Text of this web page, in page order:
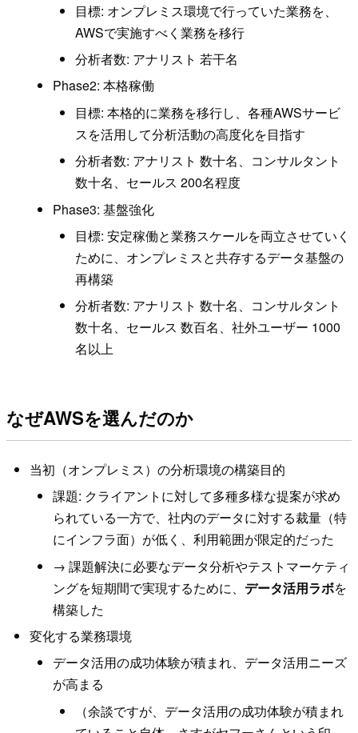
目標: オンプレミス環境で行っていた業務を、
AWSで実施すべく業務を移行
分析者数: アナリスト 若干名
Phase2: 本格稼働
目標: 本格的に業務を移行し、各種AWSサービ
スを活用して分析活動の高度化を目指す
分析者数: アナリスト 数十名、コンサルタント
数十名、セールス 200名程度
Phase3: 基盤強化
目標: 安定稼働と業務スケールを両立させていく
ために、オンプレミスと共存するデータ基盤の
再構築
分析者数: アナリスト 数十名、コンサルタント
数十名、セールス 数百名、社外ユーザー 1000
名以上
なぜAWSを選んだのか
当初（オンプレミス）の分析環境の構築目的
課題: クライアントに対して多種多様な提案が求め
られている一方で、社内のデータに対する裁量（特
にインフラ面）が低く、利用範囲が限定的だった
→ 課題解決に必要なデータ分析やテストマーケティ
ングを短期間で実現するために、 データ活用ラボを
構築した
変化する業務環境
データ活用の成功体験が積まれ、データ活用ニーズ
が高まる
（余談ですが、データ活用の成功体験が積まれ